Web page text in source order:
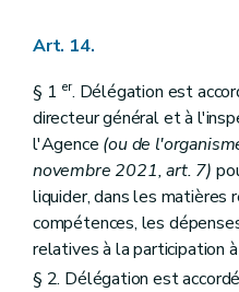
Art. 14.
§ 1 er. Délégation est
directeur général et à
l'Agence (ou de
novembre 2021, art. 7)
liquider, dans les matières
compétences, les
relatives à la participation
§ 2. Délégation est